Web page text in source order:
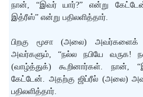
நான், “இவர் யார்?” என்று
இத்ரீஸ்” என்று பதிலளித்தார்.
பிறகு மூசா (அலை)
அவர்களும், “நல்ல நபியே வருக!
(வாழ்த்துக்) கூறினார்கள். நான்,
கேட்டேன். அதற்கு ஜிப்ரீல் (அலை)
பதிலளித்தார்.